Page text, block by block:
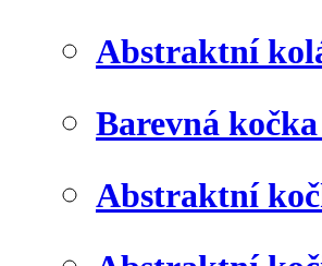
Abstraktní
Barevná
Abstraktní